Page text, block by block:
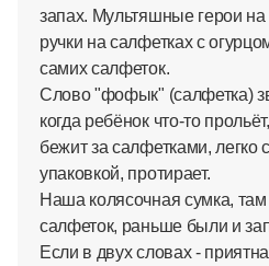
запах. Мультяшные герои
ручки на салфетках с
самих салфеток.
Слово "фофык" (салфетка)
когда ребёнок что-то
бежит за салфетками, легко
упаковкой, протирает.
Наша колясочная сумка, там
салфеток, раньше были и
Если в двух словах -